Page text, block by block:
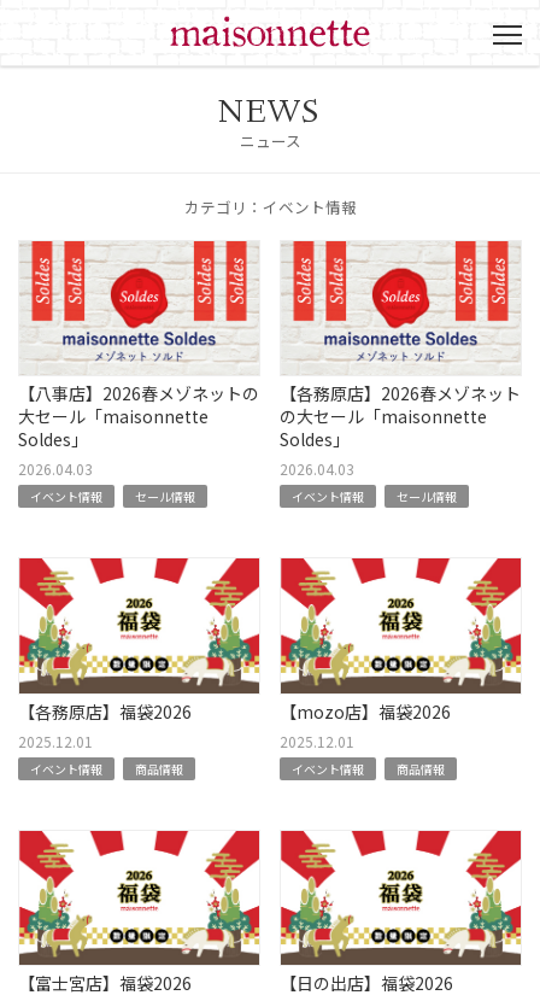
NEWS
ニュース
カテゴリ：イベント情報
【八事店】2026春メゾネットの
大セール「maisonnette
Soldes」
2026.04.03
イベント情報 セール情報
【各務原店】2026春メゾネット
の大セール「maisonnette
Soldes」
2026.04.03
イベント情報 セール情報
【各務原店】福袋2026
2025.12.01
イベント情報 商品情報
【mozo店】福袋2026
2025.12.01
イベント情報 商品情報
【富士宮店】福袋2026 【日の出店】福袋2026